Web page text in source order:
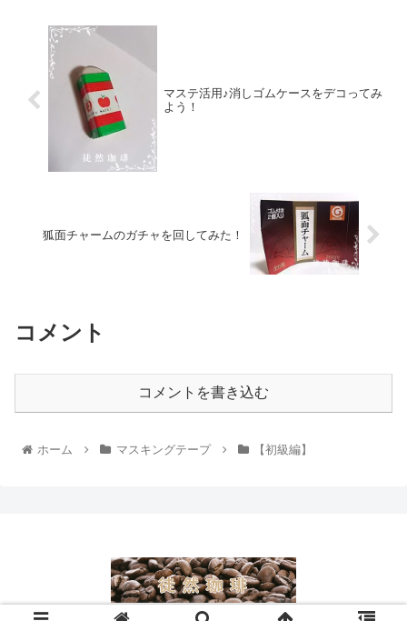
マステ活用♪消しゴムケースをデコってみ
よう！
狐面チャームのガチャを回してみた！
コメント
コメントを書き込む
ホーム マスキングテープ 【初級編】